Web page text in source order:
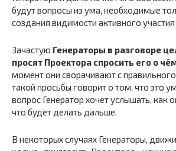
будут вопросы из ума, необходимые
создания видимости активного
Зачастую Генераторы в разговоре
просят Проектора спросить его о
момент они сворачивают с
такой просьбы говорит о том, что это
вопрос Генератор хочет услышать, как
что будет делать дальше.
В некоторых случаях Генераторы,